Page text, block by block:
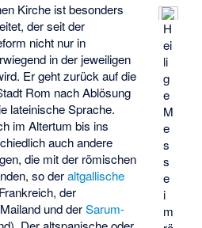
H
ei
li
g
e
M
e
s
s
e
i
m
Kirche ist besonders
der seit der
nicht nur in
in der jeweiligen
Er geht zurück auf die
Rom nach Ablösung
lateinische Sprache.
im Altertum bis ins
auch andere
die mit der römischen
so deraltgallische
der
und derSarum-